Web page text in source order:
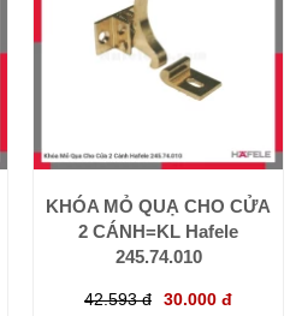
KHÓA MỎ QUẠ CHO CỬA
2 CÁNH=KL Hafele
245.74.010
42.593 đ 30.000 đ